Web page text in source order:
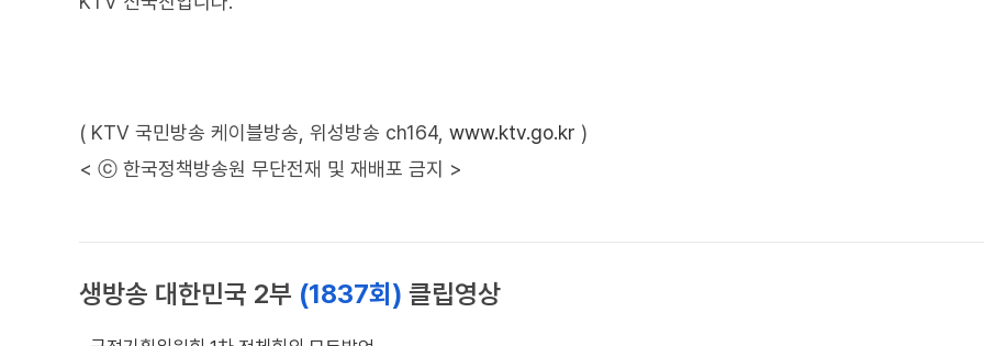
( KTV 국민방송 케이블방송, 위성방송 ch164, www.ktv.go.kr )
< ⓒ 한국정책방송원 무단전재 및 재배포 금지 >
생방송 대한민국 2부 (1837회) 클립영상